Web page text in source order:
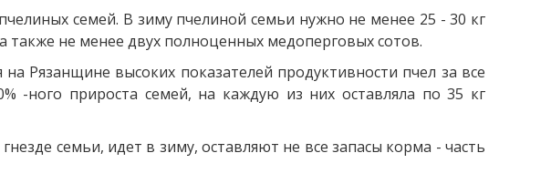
семей. В зиму пчелиной семьи нужно не менее 25 - 30 кг
также не менее двух полноценных медоперговых сотов.
Рязанщине высоких показателей продуктивности пчел за все
-ного прироста семей, на каждую из них оставляла по 35 кг
семьи, идет в зиму, оставляют не все запасы корма - часть